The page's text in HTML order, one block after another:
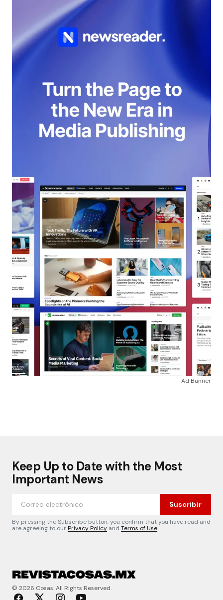
Ad Banner
Keep Up to Date with the Most
Important News
Suscribir
By pressing the Subscribe button, you confirm that you have read and
are agreeing to ourPrivacy Policy and Terms of Use
© 2026 Cosas. All Rights Reserved.